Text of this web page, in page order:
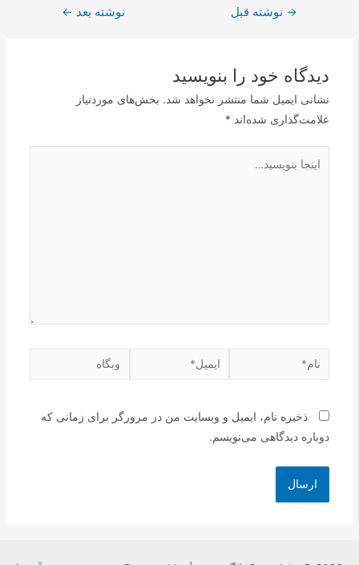
راهبری
→ نوشته قبل نوشته بعد ←
دیدگاه‌ خود را بنویسید
نشانی ایمیل شما منتشر نخواهد شد. بخش‌های موردنیاز
علامت‌گذاری شده‌اند *
بنویسید…
نام* ایمیل* وبگاه
ذخیره نام، ایمیل و وبسایت من در مرورگر برای زمانی که
دوباره دیدگاهی می‌نویسم.